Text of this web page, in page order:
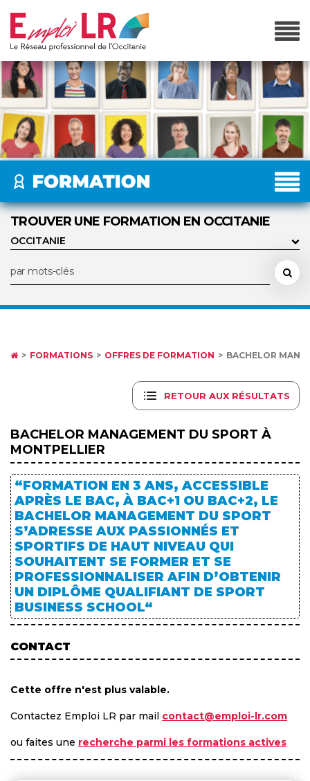
TROUVER UNE FORMATION EN OCCITANIE
FORMATIONS OFFRES DE FORMATION BACHELOR
RETOUR AUX RÉSULTATS
BACHELOR MANAGEMENT DU SPORT À
MONTPELLIER
“FORMATION EN 3 ANS, ACCESSIBLE
APRÈS LE BAC, À BAC+1 OU BAC+2, LE
BACHELOR MANAGEMENT DU SPORT
S’ADRESSE AUX PASSIONNÉS ET
SPORTIFS DE HAUT NIVEAU QUI
SOUHAITENT SE FORMER ET SE
PROFESSIONNALISER AFIN D’OBTENIR
UN DIPLÔME QUALIFIANT DE SPORT
BUSINESS SCHOOL“
CONTACT
Cette offre n'est plus valable.
Contactez Emploi LR par mail contact@emploi-lr.com
ou faites une recherche parmi les formations actives